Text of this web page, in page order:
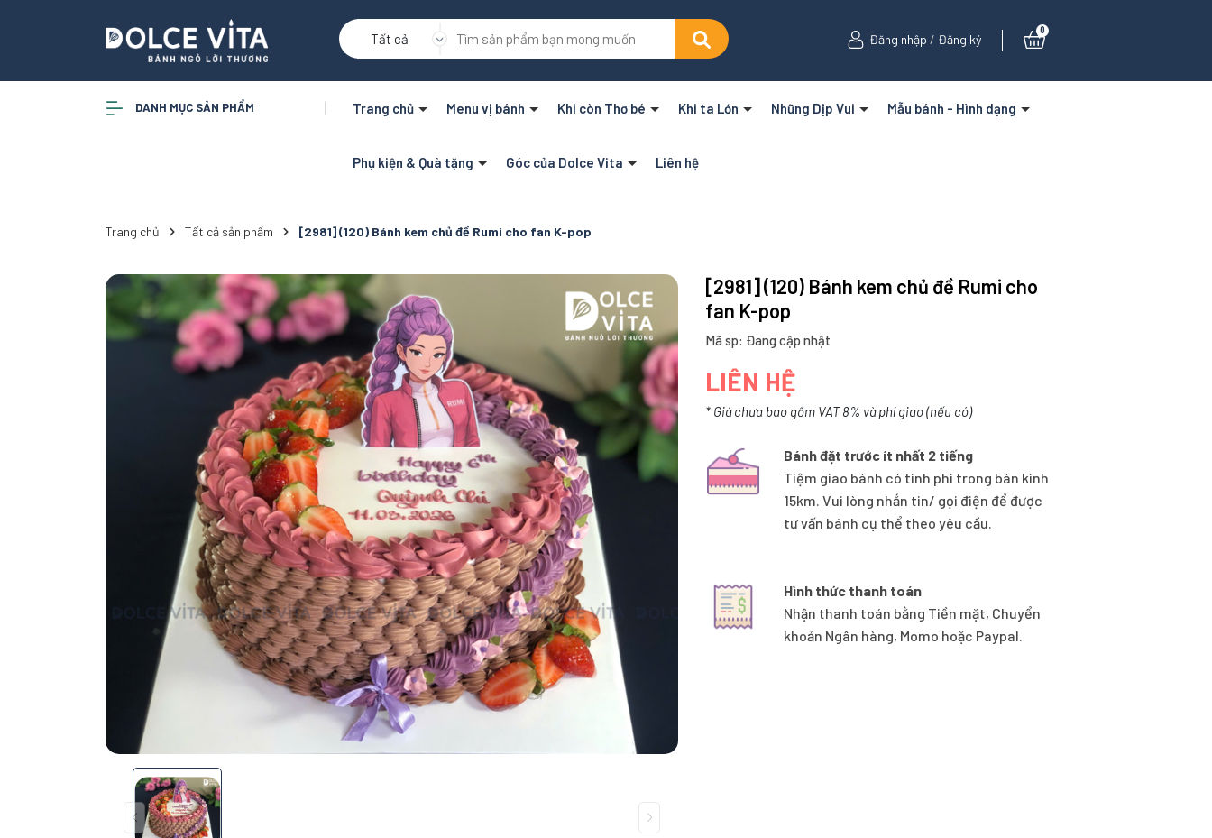
Tất cả Đăng nhập / Đăng ký
0
DANH MỤC SẢN PHẨM Trang chủ Menu vị bánh Khi còn Thơ bé Khi ta Lớn Những Dịp Vui Mẫu bánh - Hình dạng
Phụ kiện & Quà tặng Góc của Dolce Vita Liên hệ
Trang chủ Tất cả sản phẩm [2981] (120) Bánh kem chủ đề Rumi cho fan K-pop
[2981] (120) Bánh kem chủ đề Rumi cho
fan K-pop
Mã sp: Đang cập nhật
LIÊN HỆ
* Giá chưa bao gồm VAT 8% và phí giao (nếu có)
Bánh đặt trước ít nhất 2 tiếng
Tiệm giao bánh có tính phí trong bán kính
15km. Vui lòng nhắn tin/ gọi điện để được
tư vấn bánh cụ thể theo yêu cầu.
Hình thức thanh toán
Nhận thanh toán bằng Tiền mặt, Chuyển
khoản Ngân hàng, Momo hoặc Paypal.